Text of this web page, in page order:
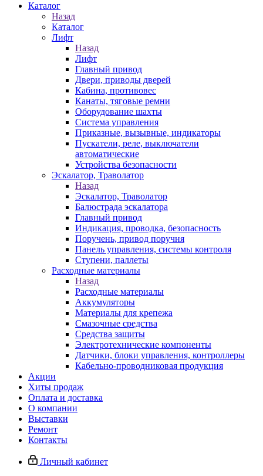
Каталог
Назад
Каталог
Лифт
Назад
Лифт
Главный привод
Двери, приводы дверей
Кабина, противовес
Канаты, тяговые ремни
Оборудование шахты
Система управления
Приказные, вызывные, индикаторы
Пускатели, реле, выключатели
автоматические
Устройства безопасности
Эскалатор, Траволатор
Назад
Эскалатор, Траволатор
Балюстрада эскалатора
Главный привод
Индикация, проводка, безопасность
Поручень, привод поручня
Панель управления, системы контроля
Ступени, паллеты
Расходные материалы
Назад
Расходные материалы
Аккумуляторы
Материалы для крепежа
Смазочные средства
Средства защиты
Электротехнические компоненты
Датчики, блоки управления, контроллеры
Кабельно-проводниковая продукция
Акции
Хиты продаж
Оплата и доставка
О компании
Выставки
Ремонт
Контакты
Личный кабинет